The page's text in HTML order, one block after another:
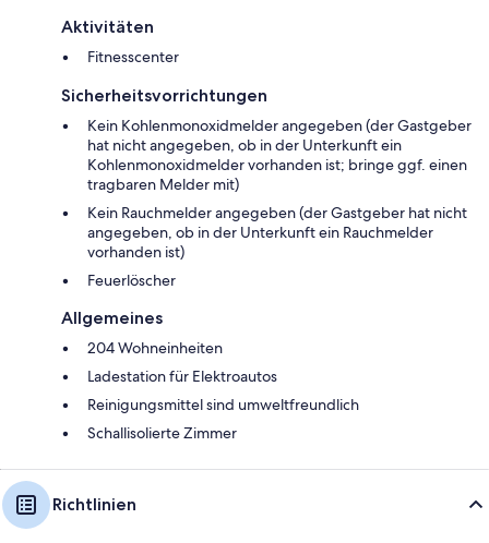
Aktivitäten
Fitnesscenter
Sicherheitsvorrichtungen
Kein Kohlenmonoxidmelder angegeben (der Gastgeber
hat nicht angegeben, ob in der Unterkunft ein
Kohlenmonoxidmelder vorhanden ist; bringe ggf. einen
tragbaren Melder mit)
Kein Rauchmelder angegeben (der Gastgeber hat nicht
angegeben, ob in der Unterkunft ein Rauchmelder
vorhanden ist)
Feuerlöscher
Allgemeines
204 Wohneinheiten
Ladestation für Elektroautos
Reinigungsmittel sind umweltfreundlich
Schallisolierte Zimmer
Richtlinien